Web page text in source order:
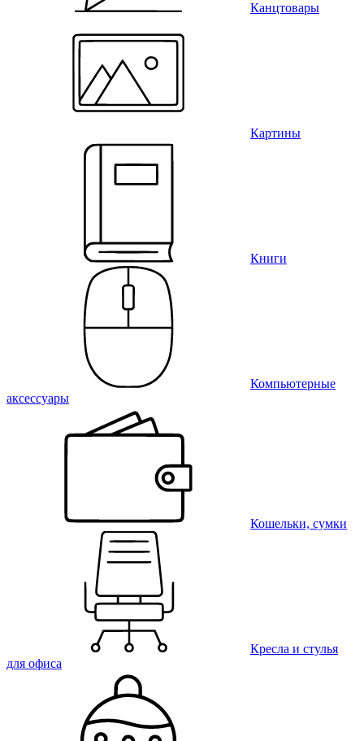
Канцтовары
Картины
Книги
Компьютерные
аксессуары
Кошельки, сумки
Кресла и стулья
для офиса